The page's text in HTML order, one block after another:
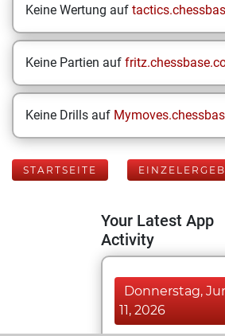
Keine Wertung auf
Keine Partien auf
Keine Drills auf
STARTSEITE
Your Latest App
Activity
Donnerstag,
11, 2026